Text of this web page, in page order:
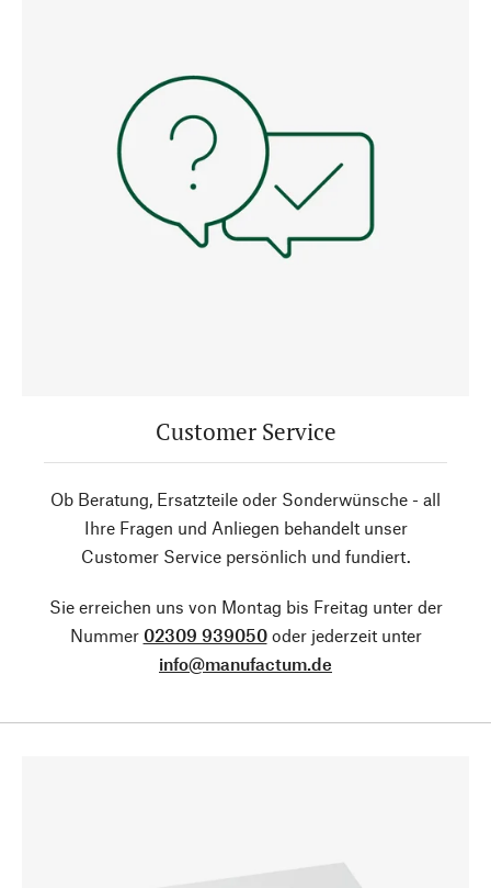
Customer Service
Ob Beratung, Ersatzteile oder Sonderwünsche - all
Ihre Fragen und Anliegen behandelt unser
Customer Service persönlich und fundiert.
Sie erreichen uns von Montag bis Freitag unter der
Nummer 02309 939050oder jederzeit unter
info@manufactum.de